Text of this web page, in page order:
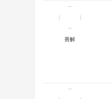
善解